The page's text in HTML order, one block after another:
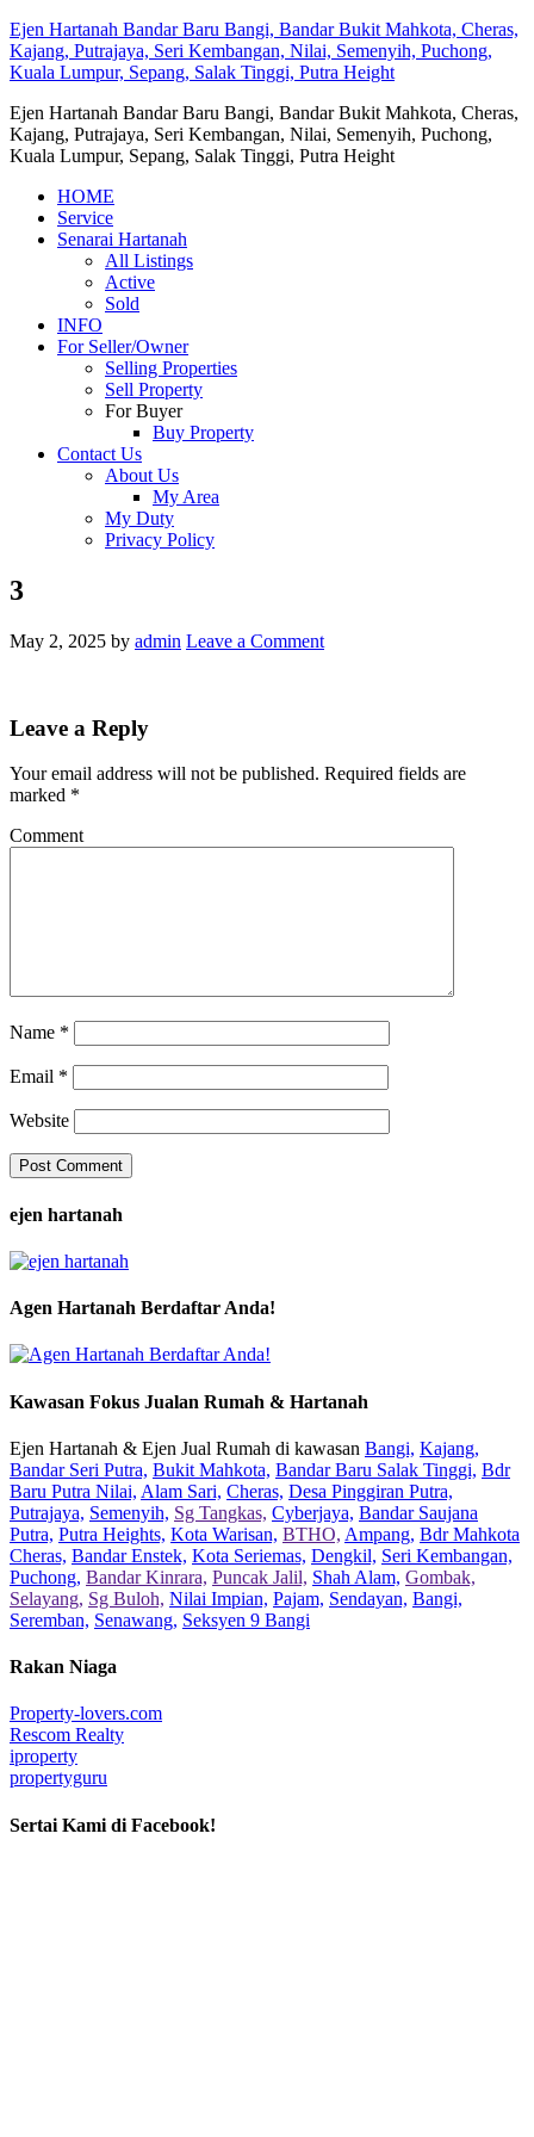
Ejen Hartanah Bandar Baru Bangi, Bandar Bukit Mahkota, Cheras,
Kajang, Putrajaya, Seri Kembangan, Nilai, Semenyih, Puchong,
Kuala Lumpur, Sepang, Salak Tinggi, Putra Height
Ejen Hartanah Bandar Baru Bangi, Bandar Bukit Mahkota, Cheras,
Kajang, Putrajaya, Seri Kembangan, Nilai, Semenyih, Puchong,
Kuala Lumpur, Sepang, Salak Tinggi, Putra Height
HOME
Service
Senarai Hartanah
All Listings
Active
Sold
INFO
For Seller/Owner
Selling Properties
Sell Property
For Buyer
Buy Property
Contact Us
About Us
My Area
My Duty
Privacy Policy
3
May 2, 2025 by admin Leave a Comment
Leave a Reply
Your email address will not be published. Required fields are
marked *
Comment
Name *
Email *
Website
ejen hartanah
Agen Hartanah Berdaftar Anda!
Kawasan Fokus Jualan Rumah & Hartanah
Ejen Hartanah & Ejen Jual Rumah di kawasan Bangi, Kajang,
Bandar Seri Putra, Bukit Mahkota, Bandar Baru Salak Tinggi, Bdr
Baru Putra Nilai, Alam Sari, Cheras, Desa Pinggiran Putra,
Putrajaya, Semenyih, Sg Tangkas, Cyberjaya, Bandar Saujana
Putra, Putra Heights, Kota Warisan, BTHO, Ampang, Bdr Mahkota
Cheras, Bandar Enstek, Kota Seriemas, Dengkil, Seri Kembangan,
Puchong, Bandar Kinrara, Puncak Jalil, Shah Alam, Gombak,
Selayang, Sg Buloh, Nilai Impian, Pajam, Sendayan, Bangi,
Seremban, Senawang, Seksyen 9 Bangi
Rakan Niaga
Property-lovers.com
Rescom Realty
iproperty
propertyguru
Sertai Kami di Facebook!